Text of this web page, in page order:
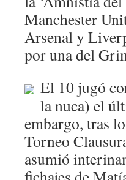
Manchester
Arsenal y
por una del
El 10 jugó
la nuca) el
embargo, tras
Torneo
asumió